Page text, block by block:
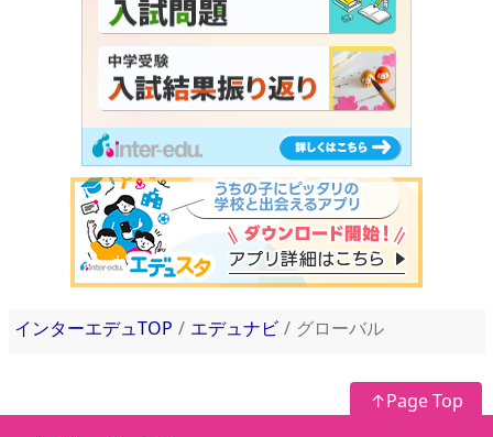
インターエデュTOP エデュナビ グローバル
↑Page Top